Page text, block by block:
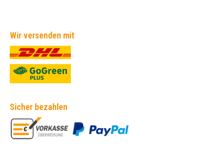
Wir versenden mit
Sicher bezahlen